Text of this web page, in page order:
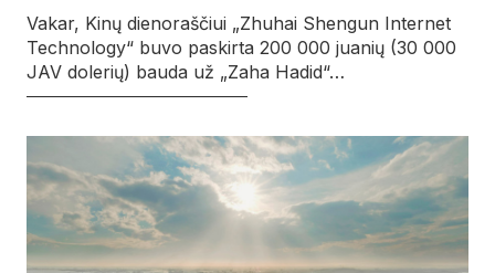
Vakar, Kinų dienoraščiui „Zhuhai Shengun Internet
Technology“ buvo paskirta 200 000 juanių (30 000
JAV dolerių) bauda už „Zaha Hadid“…